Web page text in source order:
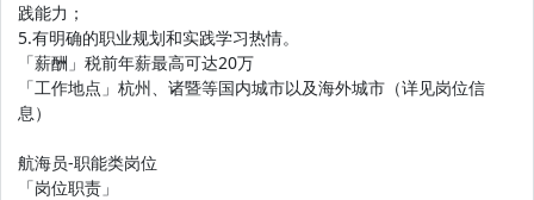
践能力；
5.有明确的职业规划和实践学习热情。
「薪酬」税前年薪最高可达20万
「工作地点」杭州、诸暨等国内城市以及海外城市（详见岗位信
息）
航海员-职能类岗位
「岗位职责」